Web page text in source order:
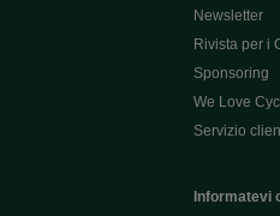
Newsletter
Rivista per i
Sponsoring
We Love
Servizio
Informatevi